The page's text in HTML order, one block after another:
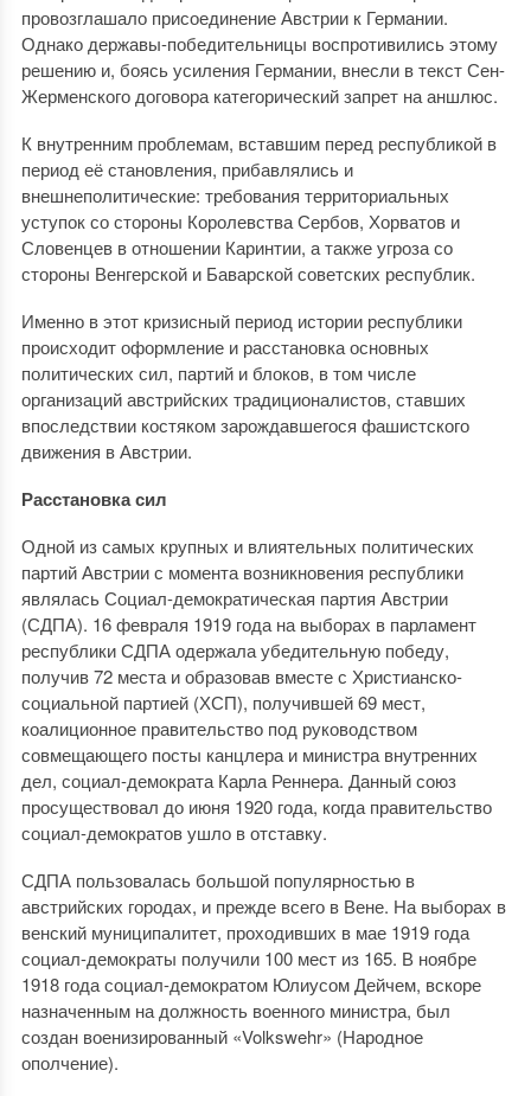
провозглашало присоединение Австрии к Германии.
Однако державы-победительницы воспротивились этому
решению и, боясь усиления Германии, внесли в текст Сен-
Жерменского договора категорический запрет на аншлюс.
К внутренним проблемам, вставшим перед республикой в
период её становления, прибавлялись и
внешнеполитические: требования территориальных
уступок со стороны Королевства Сербов, Хорватов и
Словенцев в отношении Каринтии, а также угроза со
стороны Венгерской и Баварской советских республик.
Именно в этот кризисный период истории республики
происходит оформление и расстановка основных
политических сил, партий и блоков, в том числе
организаций австрийских традиционалистов, ставших
впоследствии костяком зарождавшегося фашистского
движения в Австрии.
Расстановка сил
Одной из самых крупных и влиятельных политических
партий Австрии с момента возникновения республики
являлась Социал-демократическая партия Австрии
(СДПА). 16 февраля 1919 года на выборах в парламент
республики СДПА одержала убедительную победу,
получив 72 места и образовав вместе с Христианско-
социальной партией (ХСП), получившей 69 мест,
коалиционное правительство под руководством
совмещающего посты канцлера и министра внутренних
дел, социал-демократа Карла Реннера. Данный союз
просуществовал до июня 1920 года, когда правительство
социал-демократов ушло в отставку.
СДПА пользовалась большой популярностью в
австрийских городах, и прежде всего в Вене. На выборах в
венский муниципалитет, проходивших в мае 1919 года
социал-демократы получили 100 мест из 165. В ноябре
1918 года социал-демократом Юлиусом Дейчем, вскоре
назначенным на должность военного министра, был
создан военизированный «Volkswehr» (Народное
ополчение).